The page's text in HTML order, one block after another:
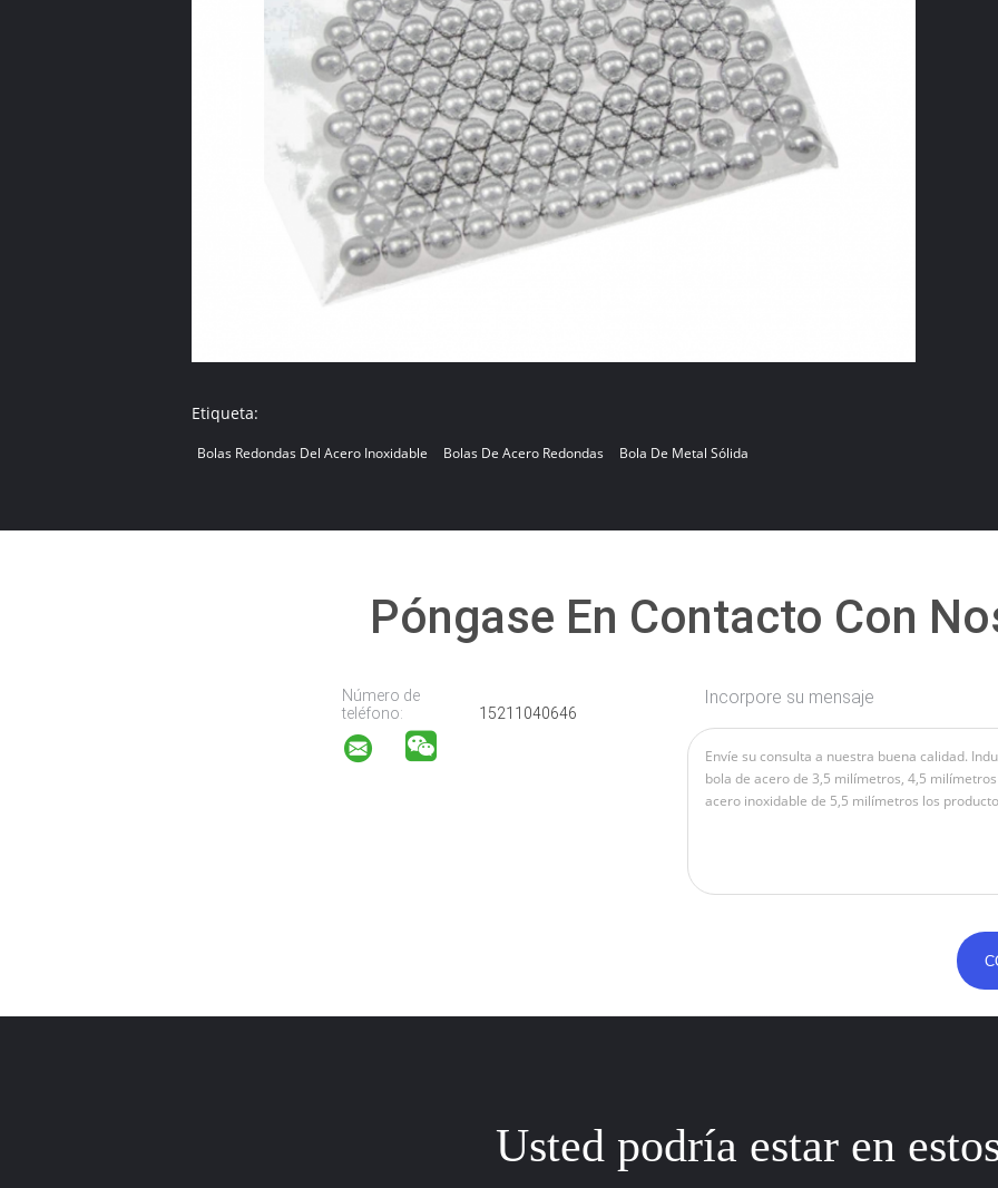
Etiqueta:
Bolas Redondas Del Acero Inoxidable Bolas De Acero Redondas Bola De Metal Sólida
Póngase En Contacto Con
Número de
teléfono:
15211040646
Incorpore su mensaje
Usted podría estar en